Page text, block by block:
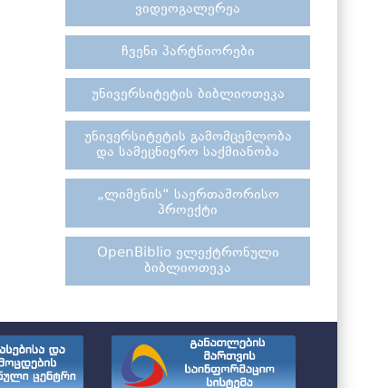
ვიდეოგალერეა
ჩვენი პარტნიორები
უნივერსიტეტის ბიბლიოთეკა
უნივერსიტეტის გამომცემლობა
და სამეცნიერო საქმიანობა
„ლიმენის“ საერთაშორისო
პროექტი
OpenBiblio ელექტრონული
ბიბლიოთეკა